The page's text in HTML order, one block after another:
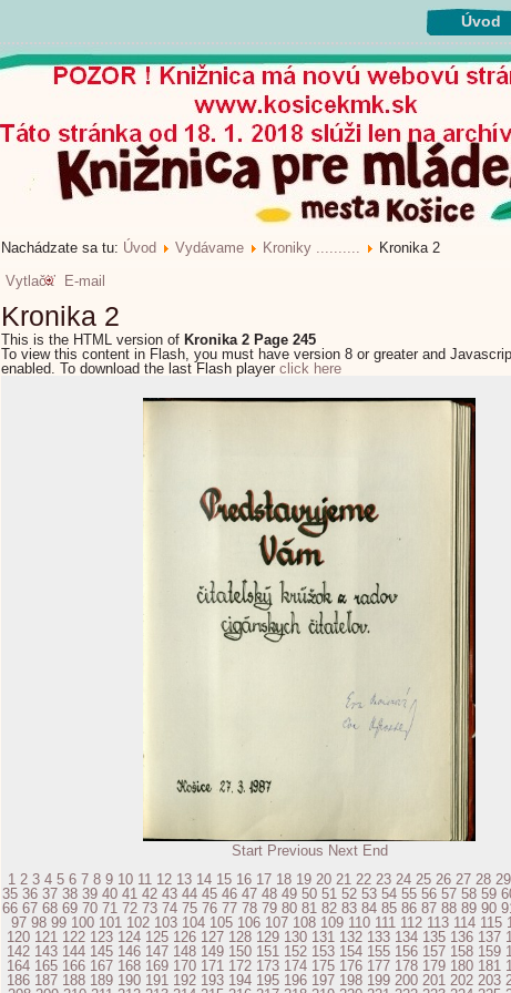
Úvod
Nachádzate sa tu: Úvod Vydávame Kroniky ..........
Kronika 2
Vytlačiť
E-mail
Kronika 2
This is the HTML version of Kronika 2 Page 245
To view this content in Flash, you must have version 8 or greater and
enabled. To download the last Flash player click here
Start Previous Next End
1 2 3 4 5 6 7 8 9 10 11 12 13 14 15 16 17 18 19 20 21 22 23 24 25 26 27 28 29
35 36 37 38 39 40 41 42 43 44 45 46 47 48 49 50 51 52 53 54 55 56 57 58 59
66 67 68 69 70 71 72 73 74 75 76 77 78 79 80 81 82 83 84 85 86 87 88 89 90
97 98 99 100 101 102 103 104 105 106 107 108 109 110 111 112 113 114 115
120 121 122 123 124 125 126 127 128 129 130 131 132 133 134 135 136 137
142 143 144 145 146 147 148 149 150 151 152 153 154 155 156 157 158 159
164 165 166 167 168 169 170 171 172 173 174 175 176 177 178 179 180 181
186 187 188 189 190 191 192 193 194 195 196 197 198 199 200 201 202 203